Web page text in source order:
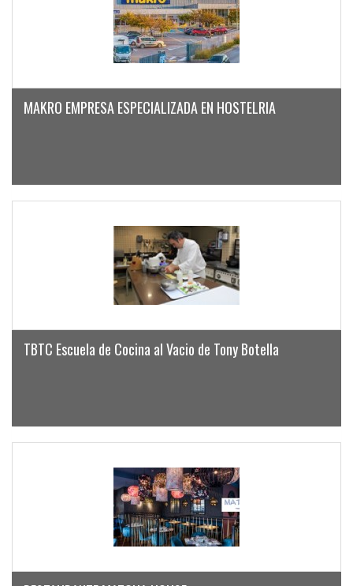
MAKRO EMPRESA ESPECIALIZADA EN HOSTELRIA
TBTC Escuela de Cocina al Vacio de Tony Botella